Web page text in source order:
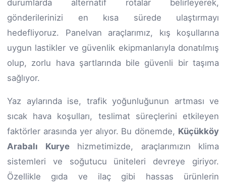
durumlarda alternatif rotalar belirleyerek,
gönderilerinizi en kısa sürede ulaştırmayı
hedefliyoruz. Panelvan araçlarımız, kış koşullarına
uygun lastikler ve güvenlik ekipmanlarıyla donatılmış
olup, zorlu hava şartlarında bile güvenli bir taşıma
sağlıyor.
Yaz aylarında ise, trafik yoğunluğunun artması ve
sıcak hava koşulları, teslimat süreçlerini etkileyen
faktörler arasında yer alıyor. Bu dönemde, Küçükköy
Arabalı Kuryehizmetimizde, araçlarımızın klima
sistemleri ve soğutucu üniteleri devreye giriyor.
Özellikle gıda ve ilaç gibi hassas ürünlerin